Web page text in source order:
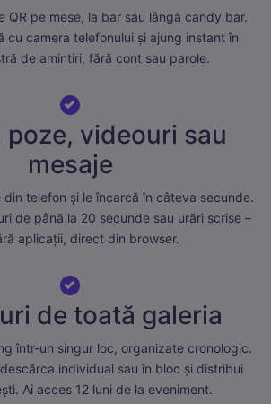
QR pe mese, la bar sau lângă candy bar.
cu camera telefonului și ajung instant în
de amintiri, fără cont sau parole.
poze, videouri sau
mesaje
telefon și le încarcă în câteva secunde.
de până la 20 secunde sau urări scrise –
aplicații, direct din browser.
de toată galeria
într-un singur loc, organizate cronologic.
individual sau în bloc și distribui
Ai acces 12 luni de la eveniment.